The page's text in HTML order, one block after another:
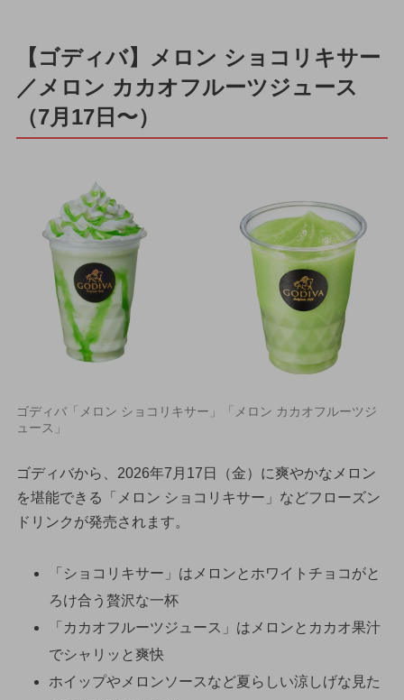
【ゴディバ】メロン ショコリキサー
／メロン カカオフルーツジュース
（7月17日〜）
ゴディバ「メロン ショコリキサー」「メロン カカオフルーツジ
ュース」
ゴディバから、2026年7月17日（金）に爽やかなメロン
を堪能できる「メロン ショコリキサー」などフローズン
ドリンクが発売されます。
「ショコリキサー」はメロンとホワイトチョコがと
ろけ合う贅沢な一杯
「カカオフルーツジュース」はメロンとカカオ果汁
でシャリッと爽快
ホイップやメロンソースなど夏らしい涼しげな見た